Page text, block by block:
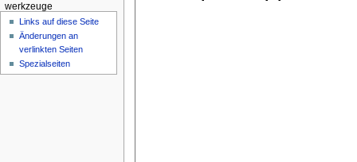
werkzeuge
Links auf diese Seite
Änderungen an
verlinkten Seiten
Spezialseiten